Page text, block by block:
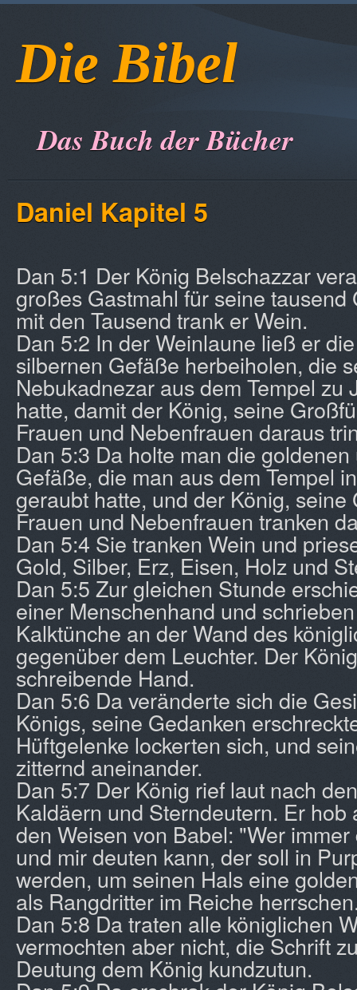
Die Bibel
Das Buch der Bücher
Daniel Kapitel 5
Dan 5:1 Der König Belschazzar
großes Gastmahl für seine tausend
mit den Tausend trank er Wein.
Dan 5:2 In der Weinlaune ließ er
silbernen Gefäße herbeiholen, die
Nebukadnezar aus dem Tempel zu
hatte, damit der König, seine
Frauen und Nebenfrauen daraus
Dan 5:3 Da holte man die
Gefäße, die man aus dem Tempel
geraubt hatte, und der König,
Frauen und Nebenfrauen tranken
Dan 5:4 Sie tranken Wein und
Gold, Silber, Erz, Eisen, Holz und
Dan 5:5 Zur gleichen Stunde
einer Menschenhand und
Kalktünche an der Wand des
gegenüber dem Leuchter. Der
schreibende Hand.
Dan 5:6 Da veränderte sich die
Königs, seine Gedanken
Hüftgelenke lockerten sich, und
zitternd aneinander.
Dan 5:7 Der König rief laut nach
Kaldäern und Sterndeutern. Er hob
den Weisen von Babel: "Wer
und mir deuten kann, der soll in
werden, um seinen Hals eine
als Rangdritter im Reiche
Dan 5:8 Da traten alle königlichen
vermochten aber nicht, die Schrift
Deutung dem König kundzutun.